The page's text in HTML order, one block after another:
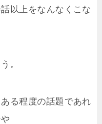
以上をなんなくこな
。
る程度の話題であれ